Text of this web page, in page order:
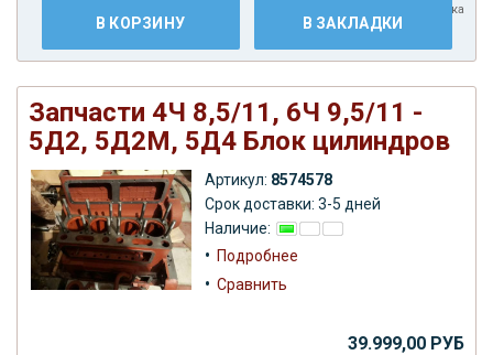
доставка
В КОРЗИНУ В ЗАКЛАДКИ
Запчасти 4Ч 8,5/11, 6Ч 9,5/11 -
5Д2, 5Д2М, 5Д4 Блок цилиндров
Артикул: 8574578
Срок доставки: 3-5 дней
Наличие:
• Подробнее
• Сравнить
39.999,00 РУБ